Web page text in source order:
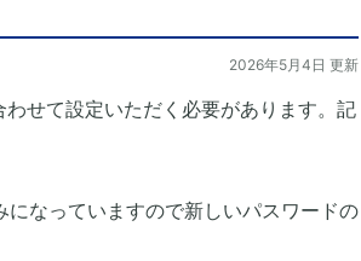
2026年5月4日 更新
せて設定いただく必要があります。記
なっていますので新しいパスワードの